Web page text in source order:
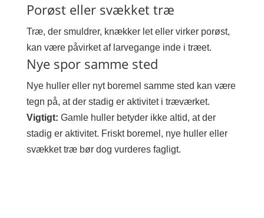
Porøst eller svækket træ
Træ, der smuldrer, knækker let eller virker porøst,
kan være påvirket af larvegange inde i træet.
Nye spor samme sted
Nye huller eller nyt boremel samme sted kan være
tegn på, at der stadig er aktivitet i træværket.
Vigtigt: Gamle huller betyder ikke altid, at der
stadig er aktivitet. Friskt boremel, nye huller eller
svækket træ bør dog vurderes fagligt.